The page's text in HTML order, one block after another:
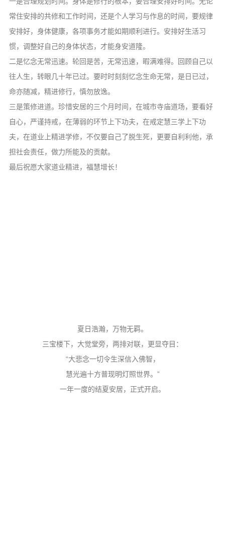
常住安排的共修和工作时间，还是个人学习与作息的时间，要规律
安排好，身体健康，各项事务才能如期顺利进行。安排好生活习
惯，调整好自己的身体状态，才能身安道隆。
二是忆念无常迅速。轮回是苦，无常迅速，暇满难得。回顾自己以
往人生，转眼几十年已过。要时时刻刻忆念生命无常，是日已过，
命亦随减，精进修行，慎勿放逸。
三是策修进道。珍惜安居的三个月时间，在城市寺庙道场，要看好
自心，严谨持戒，在薄弱的环节上下功夫，在戒定慧三学上下功
夫，在道业上精进学修，不仅要自己了脱生死，更要自利利他，承
担社会责任，做力所能及的贡献。
最后祝愿大家道业精进，福慧增长！
夏日浩瀚，万物无羁。
三宝楼下，大觉堂旁，两排对联，更显夺目：
“大悲念一切令生深信入佛智，
慧光遍十方普现明灯照世界。”
一年一度的结夏安居，正式开启。